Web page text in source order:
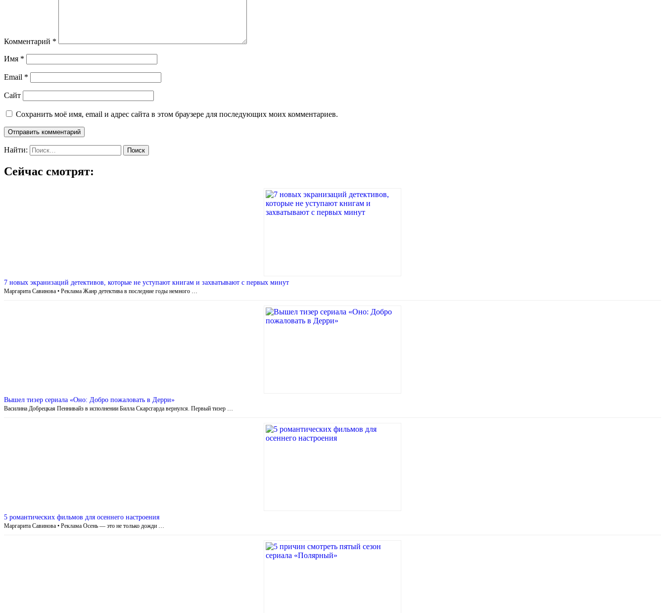
Комментарий *
Имя *
Email *
Сайт
Сохранить моё имя, email и адрес сайта в этом браузере для последующих моих комментариев.
Найти:
Сейчас смотрят:
7 новых экранизаций детективов, которые не уступают книгам и захватывают с первых минут
Маргарита Савинова • Реклама Жанр детектива в последние годы немного …
Вышел тизер сериала «Оно: Добро пожаловать в Дерри»
Василина Добрецкая Пеннивайз в исполнении Билла Скарсгарда вернулся. Первый тизер …
5 романтических фильмов для осеннего настроения
Маргарита Савинова • Реклама Осень — это не только дожди …